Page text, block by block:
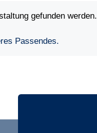
gefunden werden.
Passendes.